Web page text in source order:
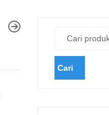
Cari